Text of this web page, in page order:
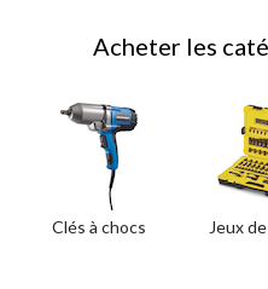
Acheter les
Clés à chocs Jeux